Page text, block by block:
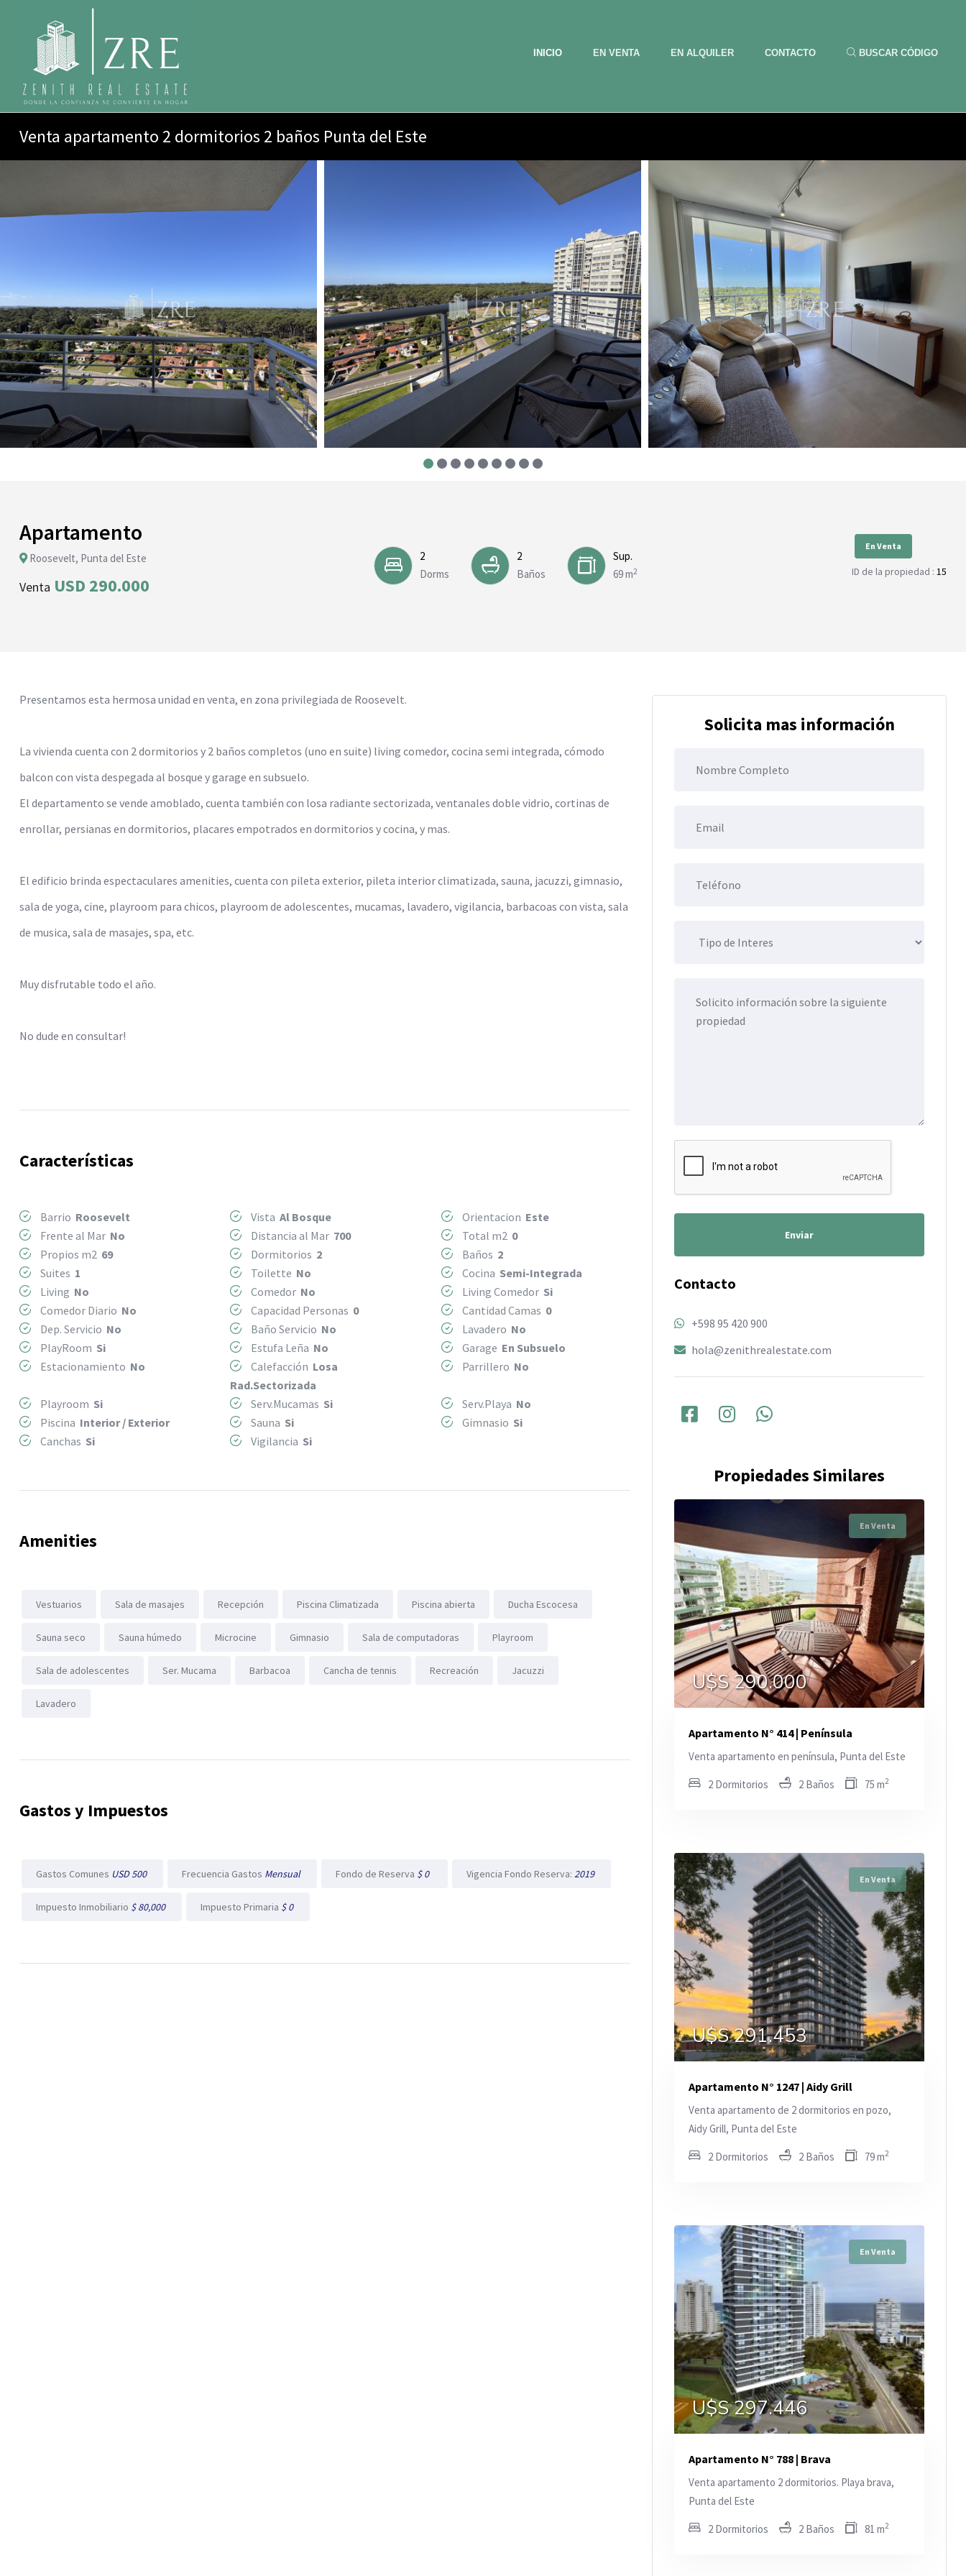
INICIO EN VENTA EN ALQUILER CONTACTO BUSCAR CÓDIGO
Venta apartamento 2 dormitorios 2 baños Punta del Este
Apartamento
Roosevelt, Punta del Este
Venta USD 290.000
2
Dorms
2
Baños
Sup.
69 m2
En Venta
ID de la propiedad : 15
Presentamos esta hermosa unidad en venta, en zona privilegiada de Roosevelt.
La vivienda cuenta con 2 dormitorios y 2 baños completos (uno en suite) living comedor, cocina semi integrada, cómodo
balcon con vista despegada al bosque y garage en subsuelo.
El departamento se vende amoblado, cuenta también con losa radiante sectorizada, ventanales doble vidrio, cortinas de
enrollar, persianas en dormitorios, placares empotrados en dormitorios y cocina, y mas.
El edificio brinda espectaculares amenities, cuenta con pileta exterior, pileta interior climatizada, sauna, jacuzzi, gimnasio,
sala de yoga, cine, playroom para chicos, playroom de adolescentes, mucamas, lavadero, vigilancia, barbacoas con vista, sala
de musica, sala de masajes, spa, etc.
Muy disfrutable todo el año.
No dude en consultar!
Características
Barrio Roosevelt VistaAl Bosque Orientacion Este
Frente al Mar No Distancia al Mar 700 Total m2 0
Propios m2 69 Dormitorios 2 Baños 2
Suites 1 Toilette No Cocina Semi-Integrada
Living No Comedor No Living Comedor Si
Comedor Diario No Capacidad Personas 0 Cantidad Camas 0
Dep. Servicio No Baño Servicio No Lavadero No
PlayRoom Si Estufa Leña No Garage En Subsuelo
Estacionamiento No Calefacción Losa
Rad.Sectorizada
Parrillero No
Playroom Si Serv.Mucamas Si Serv.Playa No
Piscina Interior / Exterior Sauna Si Gimnasio Si
Canchas Si Vigilancia Si
Amenities
Vestuarios Sala de masajes Recepción Piscina Climatizada Piscina abierta Ducha Escocesa
Sauna seco Sauna húmedo Microcine Gimnasio Sala de computadoras Playroom
Sala de adolescentes Ser. Mucama Barbacoa Cancha de tennis Recreación Jacuzzi
Lavadero
Gastos y Impuestos
Gastos Comunes USD 500 Frecuencia Gastos Mensual Fondo de Reserva $ 0 Vigencia Fondo Reserva: 2019
Impuesto Inmobiliario $ 80,000 Impuesto Primaria $ 0
Solicita mas información
Enviar
Contacto
+598 95 420 900
hola@zenithrealestate.com
Propiedades Similares
En Venta
U$S 290.000
Apartamento N° 414 | Península
Venta apartamento en península, Punta del Este
2 Dormitorios 2 Baños 75 m2
En Venta
U$S 291.453
Apartamento N° 1247 | Aidy Grill
Venta apartamento de 2 dormitorios en pozo,
Aidy Grill, Punta del Este
2 Dormitorios 2 Baños 79 m2
En Venta
U$S 297.446
Apartamento N° 788 | Brava
Venta apartamento 2 dormitorios. Playa brava,
Punta del Este
2 Dormitorios 2 Baños 81 m2